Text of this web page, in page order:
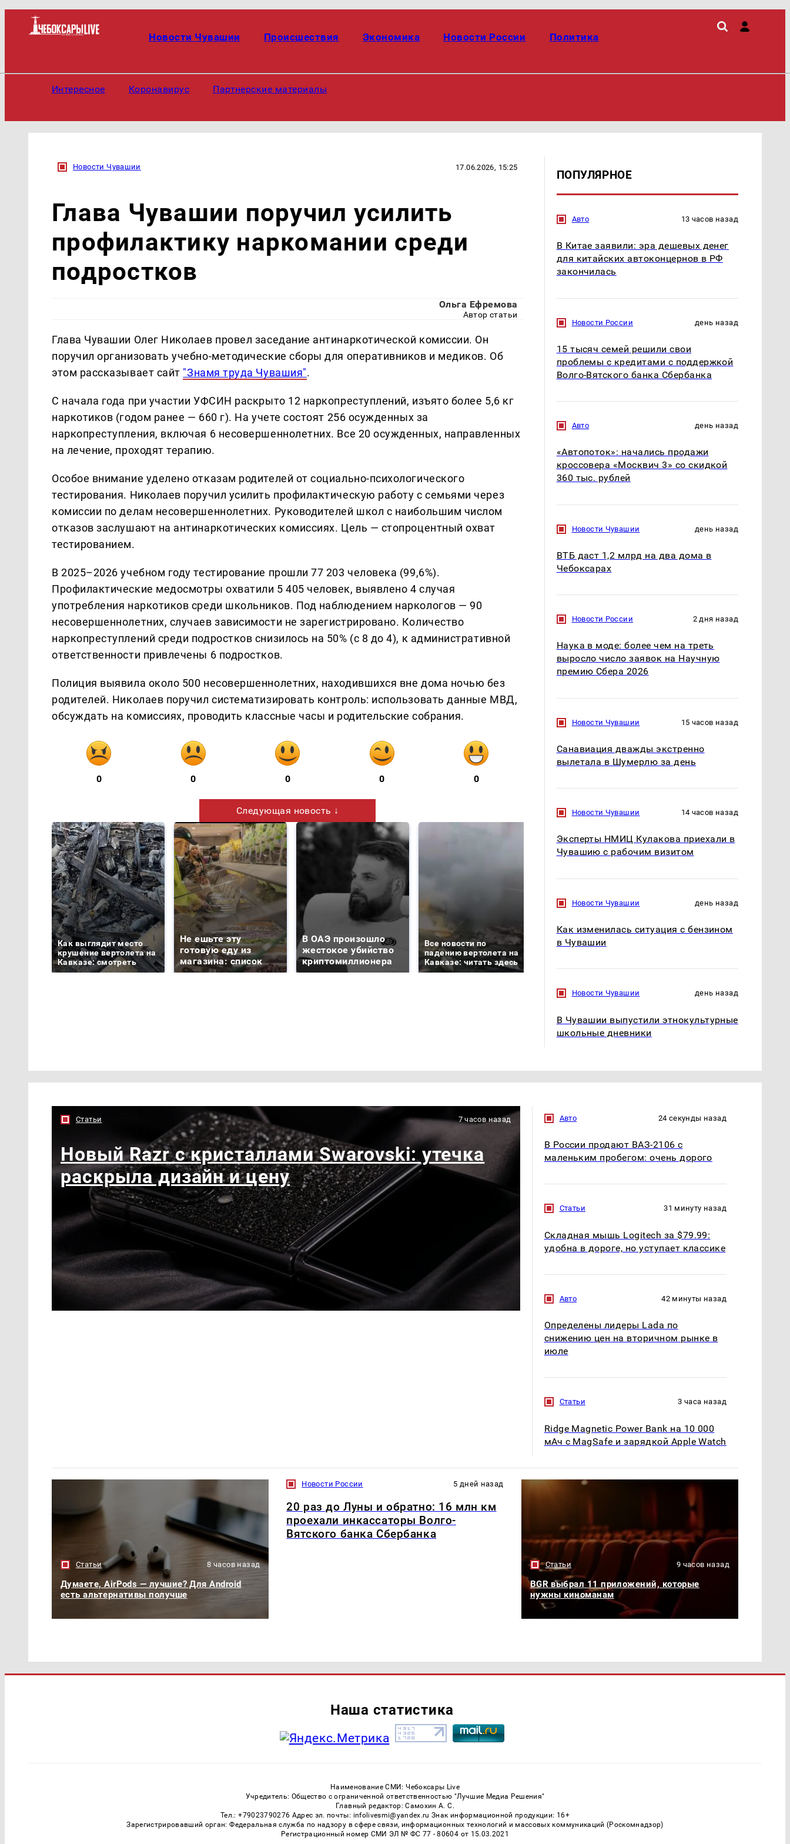
Новости Чувашии Происшествия Экономика Новости России Политика
Интересное Коронавирус Партнерские материалы
Новости Чувашии 17.06.2026, 15:25
Глава Чувашии поручил усилить
профилактику наркомании среди
подростков
Ольга Ефремова
Автор статьи
Глава Чувашии Олег Николаев провел заседание антинаркотической комиссии. Он
поручил организовать учебно-методические сборы для оперативников и медиков. Об
этом рассказывает сайт "Знамя труда Чувашия".
С начала года при участии УФСИН раскрыто 12 наркопреступлений, изъято более 5,6 кг
наркотиков (годом ранее — 660 г). На учете состоят 256 осужденных за
наркопреступления, включая 6 несовершеннолетних. Все 20 осужденных, направленных
на лечение, проходят терапию.
Особое внимание уделено отказам родителей от социально-психологического
тестирования. Николаев поручил усилить профилактическую работу с семьями через
комиссии по делам несовершеннолетних. Руководителей школ с наибольшим числом
отказов заслушают на антинаркотических комиссиях. Цель — стопроцентный охват
тестированием.
В 2025–2026 учебном году тестирование прошли 77 203 человека (99,6%).
Профилактические медосмотры охватили 5 405 человек, выявлено 4 случая
употребления наркотиков среди школьников. Под наблюдением наркологов — 90
несовершеннолетних, случаев зависимости не зарегистрировано. Количество
наркопреступлений среди подростков снизилось на 50% (с 8 до 4), к административной
ответственности привлечены 6 подростков.
Полиция выявила около 500 несовершеннолетних, находившихся вне дома ночью без
родителей. Николаев поручил систематизировать контроль: использовать данные МВД,
обсуждать на комиссиях, проводить классные часы и родительские собрания.
0 0 0 0 0
Следующая новость ↓
Как выглядит место
крушение вертолета на
Кавказе: смотреть
Не ешьте эту
готовую еду из
магазина: список
В ОАЭ произошло
жестокое убийство
криптомиллионера
Все новости по
падению вертолета на
Кавказе: читать здесь
Таких событий не
было с 1945: чего
ПОПУЛЯРНОЕ
Авто 13 часов назад
В Китае заявили: эра дешевых денег
для китайских автоконцернов в РФ
закончилась
Новости России день назад
15 тысяч семей решили свои
проблемы с кредитами с поддержкой
Волго-Вятского банка Сбербанка
Авто день назад
«Автопоток»: начались продажи
кроссовера «Москвич 3» со скидкой
360 тыс. рублей
Новости Чувашии день назад
ВТБ даст 1,2 млрд на два дома в
Чебоксарах
Новости России 2 дня назад
Наука в моде: более чем на треть
выросло число заявок на Научную
премию Сбера 2026
Новости Чувашии 15 часов назад
Санавиация дважды экстренно
вылетала в Шумерлю за день
Новости Чувашии 14 часов назад
Эксперты НМИЦ Кулакова приехали в
Чувашию с рабочим визитом
Новости Чувашии день назад
Как изменилась ситуация с бензином
в Чувашии
Новости Чувашии день назад
В Чувашии выпустили этнокультурные
школьные дневники
Статьи 7 часов назад
Новый Razr с кристаллами Swarovski: утечка
раскрыла дизайн и цену
Авто 24 секунды назад
В России продают ВАЗ-2106 с
маленьким пробегом: очень дорого
Статьи 31 минуту назад
Складная мышь Logitech за $79.99:
удобна в дороге, но уступает классике
Авто 42 минуты назад
Определены лидеры Lada по
снижению цен на вторичном рынке в
июле
Статьи 3 часа назад
Ridge Magnetic Power Bank на 10 000
мАч с MagSafe и зарядкой Apple Watch
Статьи 8 часов назад
Думаете, AirPods — лучшие? Для Android
есть альтернативы получше
Новости России 5 дней назад
20 раз до Луны и обратно: 16 млн км
проехали инкассаторы Волго-
Вятского банка Сбербанка
Статьи 9 часов назад
BGR выбрал 11 приложений, которые
нужны киноманам
Наша статистика
Наименование СМИ: Чебоксары Live
Учредитель: Общество с ограниченной ответственностью "Лучшие Медиа Решения"
Главный редактор: Самохин А. С.
Тел.: +79023790276 Адрес эл. почты: infolivesmi@yandex.ru Знак информационной продукции: 16+
Зарегистрировавший орган: Федеральная служба по надзору в сфере связи, информационных технологий и массовых коммуникаций (Роскомнадзор)
Регистрационный номер СМИ ЭЛ № ФС 77 - 80604 от 15.03.2021